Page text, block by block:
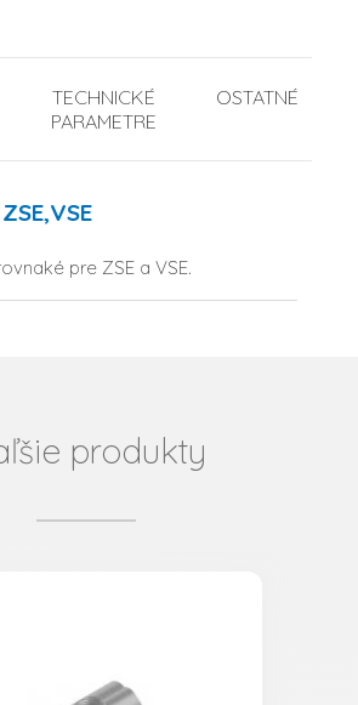
TECHNICKÉ
PARAMETRE
OSTATNÉ
pre ZSE a VSE.
produkty